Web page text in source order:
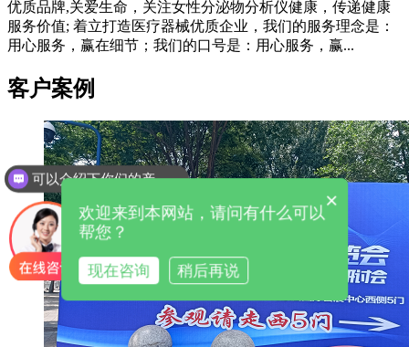
优质品牌,关爱生命，关注女性分泌物分析仪健康，传递健康
服务价值; 着立打造医疗器械优质企业，我们的服务理念是：
用心服务，赢在细节；我们的口号是：用心服务，赢...
客户案例
可以介绍下你们的产品么
×
欢迎来到本网站，请问有什么可以
帮您？
现在咨询 稍后再说